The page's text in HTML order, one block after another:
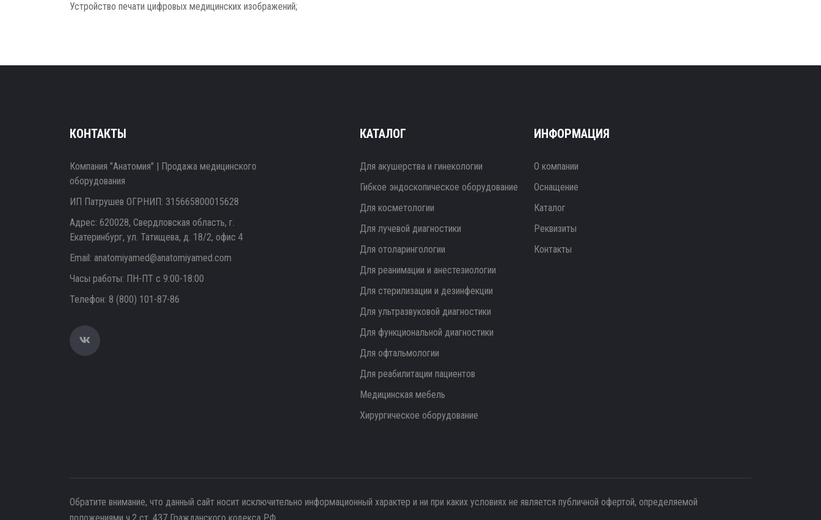
Устройство печати цифровых медицинских изображений;
КОНТАКТЫ
Компания "Анатомия" | Продажа медицинского
оборудования
ИП Патрушев ОГРНИП: 315665800015628
Адрес: 620028, Свердловская область, г.
Екатеринбург, ул. Татищева, д. 18/2, офис 4
Email: anatomiyamed@anatomiyamed.com
Часы работы: ПН-ПТ с 9:00-18:00
Телефон: 8 (800) 101-87-86
КАТАЛОГ
Для акушерства и гинекологии
Гибкое эндоскопическое оборудование
Для косметологии
Для лучевой диагностики
Для отоларингологии
Для реанимации и анестезиологии
Для стерилизации и дезинфекции
Для ультразвуковой диагностики
Для функциональной диагностики
Для офтальмологии
Для реабилитации пациентов
Медицинская мебель
Хирургическое оборудование
ИНФОРМАЦИЯ
О компании
Оснащение
Каталог
Реквизиты
Контакты
Обратите внимание, что данный сайт носит исключительно информационный характер и ни при каких условиях не является публичной офертой, определяемой